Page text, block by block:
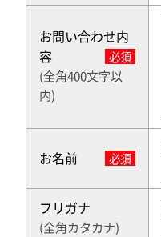
お問い合わせ内
容
必須
(全角400文字以
内)
お名前 必須
フリガナ
(全角カタカナ)